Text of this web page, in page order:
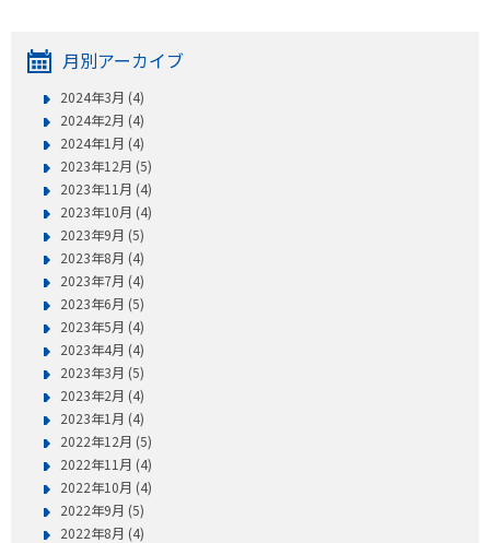
月別アーカイブ
2024年3月 (4)
2024年2月 (4)
2024年1月 (4)
2023年12月 (5)
2023年11月 (4)
2023年10月 (4)
2023年9月 (5)
2023年8月 (4)
2023年7月 (4)
2023年6月 (5)
2023年5月 (4)
2023年4月 (4)
2023年3月 (5)
2023年2月 (4)
2023年1月 (4)
2022年12月 (5)
2022年11月 (4)
2022年10月 (4)
2022年9月 (5)
2022年8月 (4)